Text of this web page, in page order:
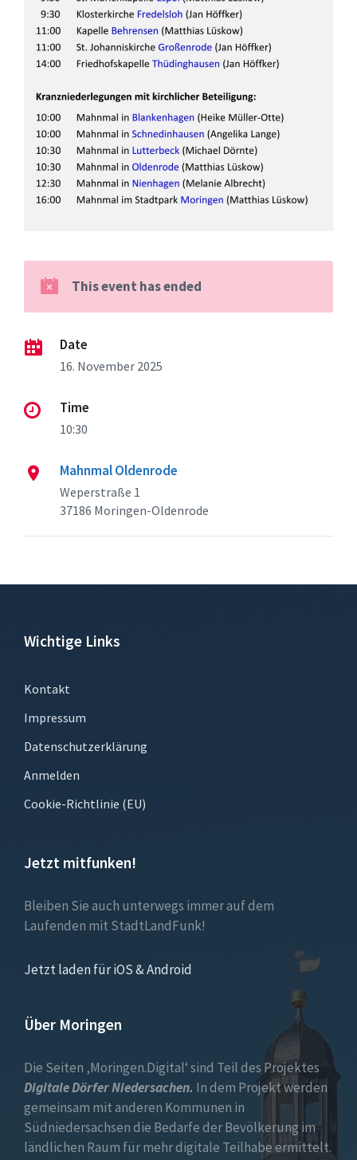
This event has ended
Date
16. November 2025
Time
10:30
Mahnmal Oldenrode
Weperstraße 1
37186 Moringen-Oldenrode
Wichtige Links
Kontakt
Impressum
Datenschutzerklärung
Anmelden
Cookie-Richtlinie (EU)
Jetzt mitfunken!
Bleiben Sie auch unterwegs immer auf dem
Laufenden mit StadtLandFunk!
Jetzt laden für iOS & Android
Über Moringen
Die Seiten ‚Moringen.Digital‘ sind Teil des Projektes
Digitale Dörfer Niedersachen. In dem Projekt werden
gemeinsam mit anderen Kommunen in
Südniedersachsen die Bedarfe der Bevölkerung im
ländlichen Raum für mehr digitale Teilhabe ermittelt.